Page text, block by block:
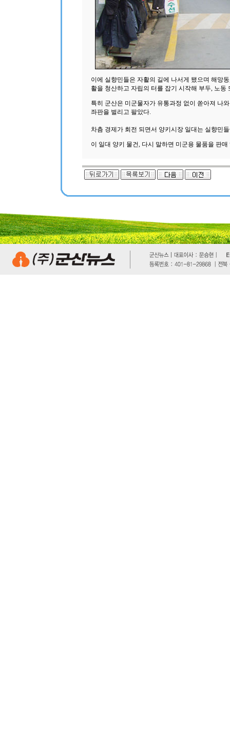
이에 실향민들은 자활의 길에 나서게 됐으며 해망
활을 청산하고 자립의 터를 잡기 시작해 부두, 노
특히 군산은 미군물자가 유통과정 없이 쏟아져 나
좌판을 벌리고 팔았다.
차츰 경제가 회전 되면서 양키시장 일대는 실향민
이 일대 양키 물건, 다시 말하면 미군용 물품을 판